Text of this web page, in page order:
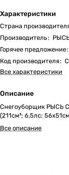
Характеристики
Страна
Производитель:
Горячее предложение:
Код производителя:
Все характеристики
Описание
Снегоуборщик РЫСЬ
(211см³; 6,5лс;
Все описание